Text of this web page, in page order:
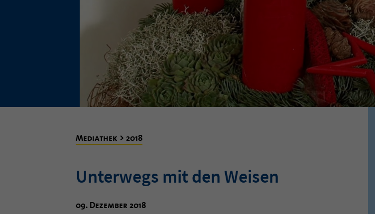
Mediathek > 2018
Unterwegs mit den Weisen
09. Dezember 2018